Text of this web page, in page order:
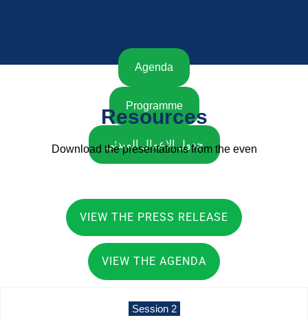
Agenda
Programme
جدول الاعمال المبدئي
Resources
Download the presentations from the even
VIEW THE PRESS RELEASE
VIEW THE AGENDA
Session 2